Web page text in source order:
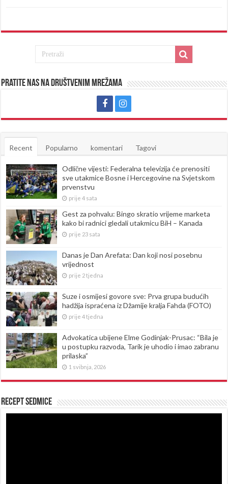
Pratite nas na društvenim mrežama
Recent Popularno komentari Tagovi
Odlične vijesti: Federalna televizija će prenositi
sve utakmice Bosne i Hercegovine na Svjetskom
prvenstvu
prije 4 sata
Gest za pohvalu: Bingo skratio vrijeme marketa
kako bi radnici gledali utakmicu BiH – Kanada
prije 23 sata
Danas je Dan Arefata: Dan koji nosi posebnu
vrijednost
prije 2 tjedna
Suze i osmijesi govore sve: Prva grupa budućih
hadžija ispraćena iz Džamije kralja Fahda (FOTO)
prije 4 tjedna
Advokatica ubijene Elme Godinjak-Prusac: “Bila je
u postupku razvoda, Tarik je uhodio i imao zabranu
prilaska”
1 svibnja, 2026
Recept sedmice